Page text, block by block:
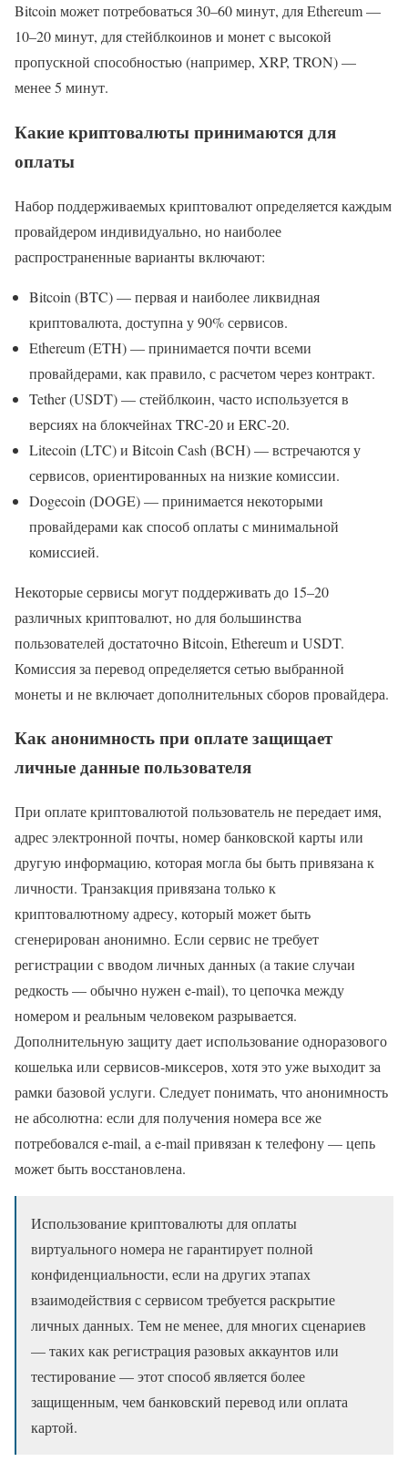
Bitcoin может потребоваться 30–60 минут, для Ethereum —
10–20 минут, для стейблкоинов и монет с высокой
пропускной способностью (например, XRP, TRON) —
менее 5 минут.
Какие криптовалюты принимаются для
оплаты
Набор поддерживаемых криптовалют определяется каждым
провайдером индивидуально, но наиболее
распространенные варианты включают:
Bitcoin (BTC) — первая и наиболее ликвидная
криптовалюта, доступна у 90% сервисов.
Ethereum (ETH) — принимается почти всеми
провайдерами, как правило, с расчетом через контракт.
Tether (USDT) — стейблкоин, часто используется в
версиях на блокчейнах TRC-20 и ERC-20.
Litecoin (LTC) и Bitcoin Cash (BCH) — встречаются у
сервисов, ориентированных на низкие комиссии.
Dogecoin (DOGE) — принимается некоторыми
провайдерами как способ оплаты с минимальной
комиссией.
Некоторые сервисы могут поддерживать до 15–20
различных криптовалют, но для большинства
пользователей достаточно Bitcoin, Ethereum и USDT.
Комиссия за перевод определяется сетью выбранной
монеты и не включает дополнительных сборов провайдера.
Как анонимность при оплате защищает
личные данные пользователя
При оплате криптовалютой пользователь не передает имя,
адрес электронной почты, номер банковской карты или
другую информацию, которая могла бы быть привязана к
личности. Транзакция привязана только к
криптовалютному адресу, который может быть
сгенерирован анонимно. Если сервис не требует
регистрации с вводом личных данных (а такие случаи
редкость — обычно нужен e-mail), то цепочка между
номером и реальным человеком разрывается.
Дополнительную защиту дает использование одноразового
кошелька или сервисов-миксеров, хотя это уже выходит за
рамки базовой услуги. Следует понимать, что анонимность
не абсолютна: если для получения номера все же
потребовался e-mail, а e-mail привязан к телефону — цепь
может быть восстановлена.
Использование криптовалюты для оплаты
виртуального номера не гарантирует полной
конфиденциальности, если на других этапах
взаимодействия с сервисом требуется раскрытие
личных данных. Тем не менее, для многих сценариев
— таких как регистрация разовых аккаунтов или
тестирование — этот способ является более
защищенным, чем банковский перевод или оплата
картой.